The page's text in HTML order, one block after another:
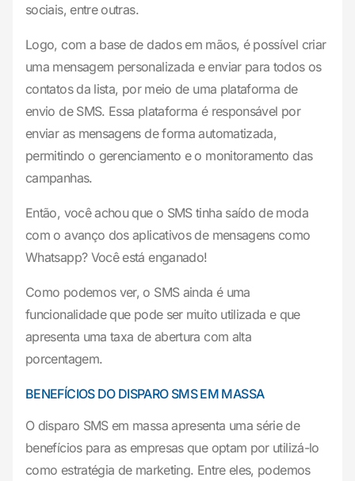
sociais, entre outras.
Logo, com a base de dados em mãos, é possível criar
uma mensagem personalizada e enviar para todos os
contatos da lista, por meio de uma plataforma de
envio de SMS. Essa plataforma é responsável por
enviar as mensagens de forma automatizada,
permitindo o gerenciamento e o monitoramento das
campanhas.
Então, você achou que o SMS tinha saído de moda
com o avanço dos aplicativos de mensagens como
Whatsapp? Você está enganado!
Como podemos ver, o SMS ainda é uma
funcionalidade que pode ser muito utilizada e que
apresenta uma taxa de abertura com alta
porcentagem.
BENEFÍCIOS DO DISPARO SMS EM MASSA
O disparo SMS em massa apresenta uma série de
benefícios para as empresas que optam por utilizá-lo
como estratégia de marketing. Entre eles, podemos